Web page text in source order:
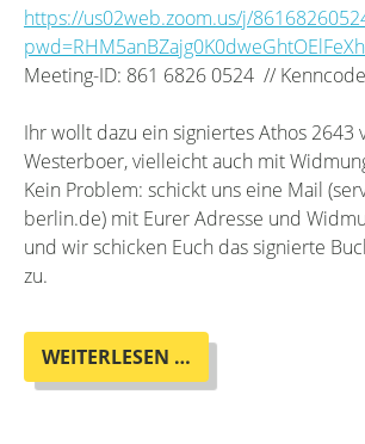
https://us02web.zoom.us/j/
Meeting-ID: 861 6826 0524 //
Ihr wollt dazu ein signiertes Athos 2643
Westerboer, vielleicht auch mit
Kein Problem: schickt uns eine Mail
berlin.de) mit Eurer Adresse und
und wir schicken Euch das signierte
zu.
WEITERLESEN …
BUCHPREMIERE